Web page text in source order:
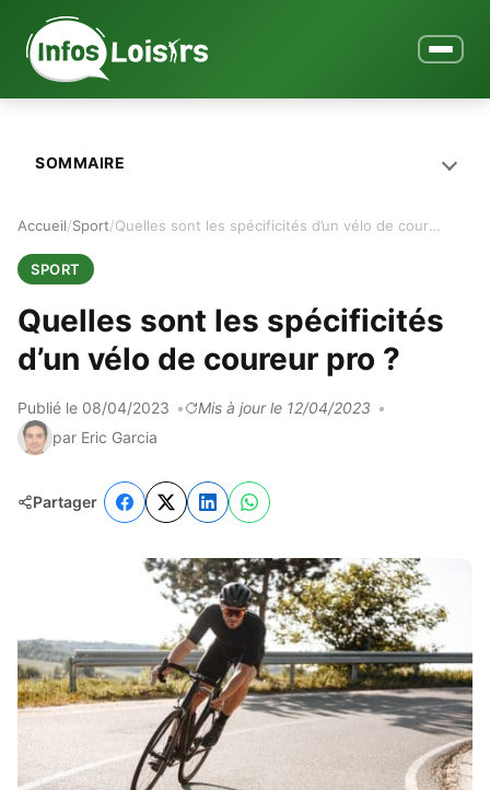
Ouvrir le
Accueil Sport Quelles sont les spécificités d’un vélo de coureur pro ?
SPORT
Quelles sont les spécificités
d’un vélo de coureur pro ?
Publié le 08/04/2023
Mis à jour le 12/04/2023
par Eric Garcia
Partager
SOMMAIRE